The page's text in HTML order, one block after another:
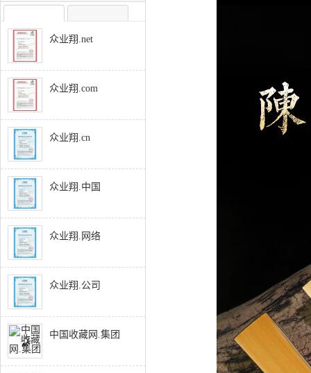
众业翔.net
众业翔.com
众业翔.cn
众业翔.中国
众业翔.网络
众业翔.公司
中国收藏网.集团